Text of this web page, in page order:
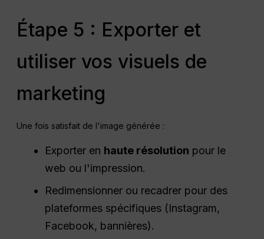
Étape 5 : Exporter et
utiliser vos visuels de
marketing
Une fois satisfait de l'image générée :
Exporter en haute résolution pour le
web ou l'impression.
Redimensionner ou recadrer pour des
plateformes spécifiques (Instagram,
Facebook, bannières).